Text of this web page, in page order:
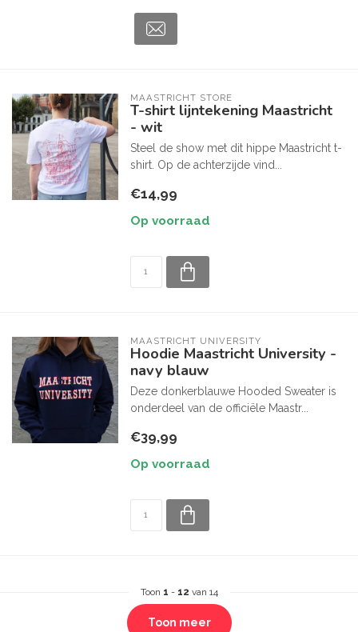
MAASTRICHT STORE
T-shirt lijntekening Maastricht
- wit
Steel de show met dit hippe Maastricht t-
shirt. Op de achterzijde vind...
€14,99
Op voorraad
MAASTRICHT UNIVERSITY
Hoodie Maastricht University -
navy blauw
Deze donkerblauwe Hooded Sweater is
onderdeel van de officiële Maastr...
€39,99
Op voorraad
Toon 1 - 12 van 14
Toon meer